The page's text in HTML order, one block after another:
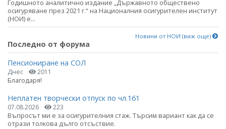
Годишното аналитично издание „Държавното обществено
осигуряване през 2021 г.“ на Националния осигурителен институт
(НОИ) е...
Новини от НОИ (виж още)
Последно от форума
Пенсиониране на СОЛ
Днес 2011
Благодаря!
Неплатен творчески отпуск по чл.161
07.08.2026 223
Въпросът ми е за осигурителния стаж. Търсим вариант как да се
отрази толкова дълго отсъствие.